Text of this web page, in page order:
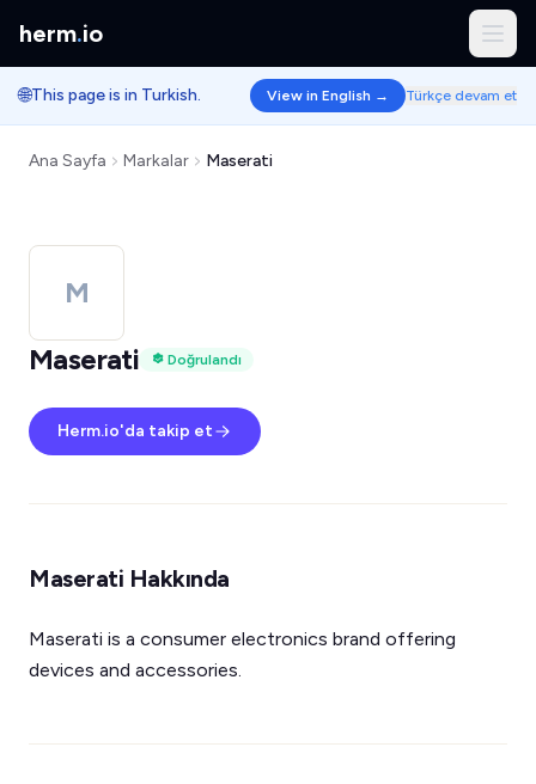
herm.io
🌐This page is in Turkish. View in English → Türkçe devam et
Ana Sayfa Markalar Maserati
M
Maserati
Doğrulandı
Herm.io'da takip et
Maserati Hakkında
Maserati is a consumer electronics brand offering
devices and accessories.